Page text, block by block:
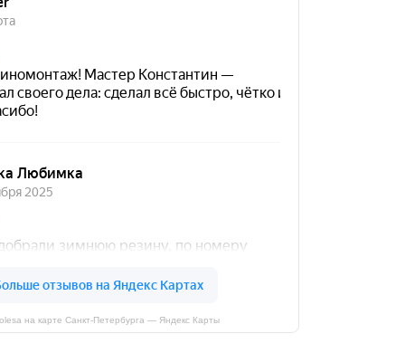
на карте Санкт‑Петербурга — Яндекс Карты